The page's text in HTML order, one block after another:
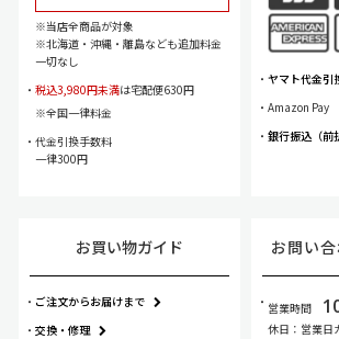
当店全商品が対象
北海道・沖縄・離島なども追加料金
一切なし
税込3,980円未満は宅配便630円
全国一律料金
代金引換手数料
一律300円
ヤマト代金引
Amazon Pay
銀行振込（前
お買い物ガイド
ご注文からお届けまで
交換・修理
お問い合
営業時間
休日：営業日